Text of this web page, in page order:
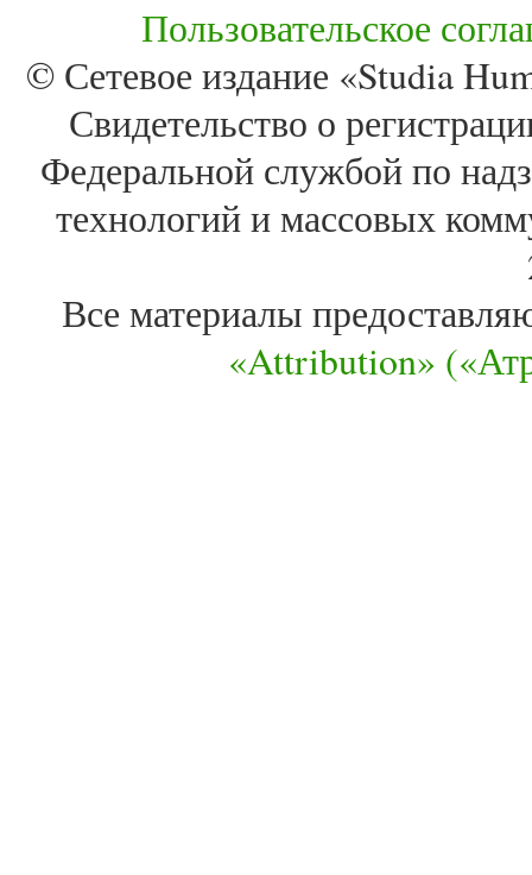
Пользовательское
© Сетевое издание «Studia
Свидетельство о
Федеральной службой по
технологий и массовых
Все материалы
«Attribution»